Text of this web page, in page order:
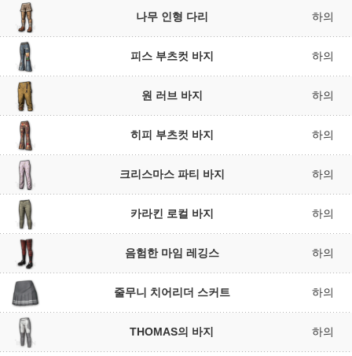
나무 인형 다리 하의
피스 부츠컷 바지 하의
원 러브 바지 하의
히피 부츠컷 바지 하의
크리스마스 파티 바지 하의
카라킨 로컬 바지 하의
음험한 마임 레깅스 하의
줄무니 치어리더 스커트 하의
THOMAS의 바지 하의